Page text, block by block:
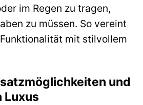
im Regen zu tragen,
zu müssen. So vereint
mit stilvollem
und
Luxus